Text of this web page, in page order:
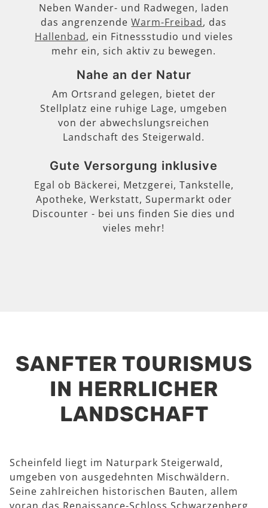
Neben Wander- und Radwegen, laden
das angrenzendeWarm-Freibad, das
Hallenbad, ein Fitnessstudio und vieles
mehr ein, sich aktiv zu bewegen.
Nahe an der Natur
Am Ortsrand gelegen, bietet der
Stellplatz eine ruhige Lage, umgeben
von der abwechslungsreichen
Landschaft des Steigerwald.
Gute Versorgung inklusive
Egal ob Bäckerei, Metzgerei, Tankstelle,
Apotheke, Werkstatt, Supermarkt oder
Discounter - bei uns finden Sie dies und
vieles mehr!
SANFTER TOURISMUS
IN HERRLICHER
LANDSCHAFT
Scheinfeld liegt im Naturpark Steigerwald,
umgeben von ausgedehnten Mischwäldern.
Seine zahlreichen historischen Bauten, allem